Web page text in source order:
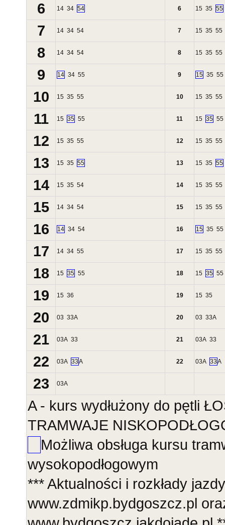
6 14 34 54 6 15 35 55
7 14 34 54 7 15 35 55
8 14 34 54 8 15 35 55
9 14 34 55 9 15 35 55
10 15 35 55 10 15 35 55
11 15 35 55 11 15 35 55
12 15 35 55 12 15 35 55
13 15 35 55 13 15 35 55
14 15 35 54 14 15 35 55
15 14 34 54 15 15 35 55
16 14 34 54 16 15 35 55
17 14 34 55 17 15 35 55
18 15 35 55 18 15 35 55
19 15 36 19 15 35
20 03 33A 20 03 33A
21 03A 33 21 03A 33
22 03A 33A 22 03A 33A
23 03A
A - kurs wydłużony do pętli
TRAMWAJE
Możliwa obsługa kursu
wysokopodłogowym
*** Aktualności i rozkłady
www.zdmikp.bydgoszcz.pl